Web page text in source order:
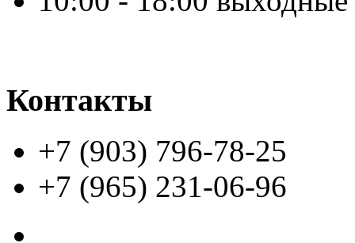
Контакты
+7 (903) 796-78-25
+7 (965) 231-06-96